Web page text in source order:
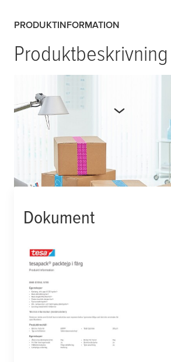
PRODUKTINFORMATION
Produktbeskrivning
Mer produktdetaljer
Manufacturer number:
Dokument